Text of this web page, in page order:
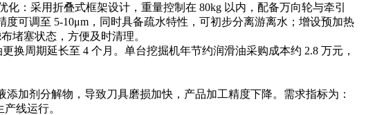
：采用折叠式框架设计，重量控制在 80kg 以内，配备万向轮与牵引
可调至 5-10μm，同时具备疏水特性，可初步分离游离水；增设预加热
堵塞状态，方便及时清理。
换周期延长至 4 个月。单台挖掘机年节约润滑油采购成本约 2.8 万元，
加剂分解物，导致刀具磨损加快，产品加工精度下降。需求指标为：
线运行。